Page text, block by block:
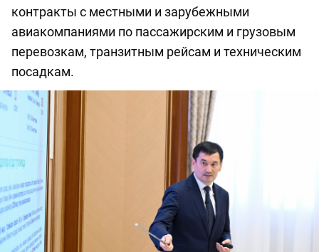
контракты с местными и зарубежными
авиакомпаниями по пассажирским и грузовым
перевозкам, транзитным рейсам и техническим
посадкам.